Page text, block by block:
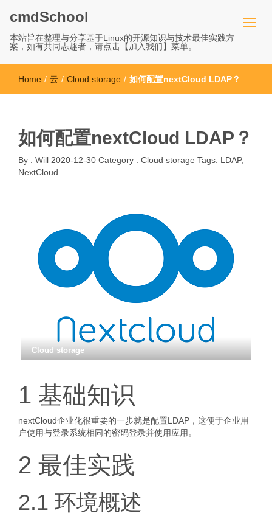
cmdSchool
本站旨在整理与分享基于Linux的开源知识与技术最佳实践方
案，如有共同志趣者，请点击【加入我们】菜单。
Home / 云 / Cloud storage / 如何配置nextCloud LDAP？
如何配置nextCloud LDAP？
By : Will 2020-12-30 Category : Cloud storage Tags: LDAP,
NextCloud
Cloud storage
1 基础知识
nextCloud企业化很重要的一步就是配置LDAP，这便于企业用
户使用与登录系统相同的密码登录并使用应用。
2 最佳实践
2.1 环境概述